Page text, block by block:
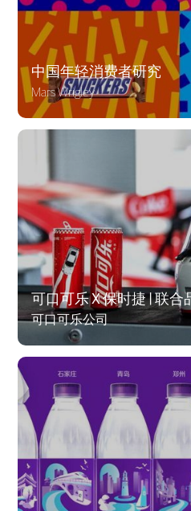
中国年轻消费者研究
Mars Wrigley
可口可乐 X 保时捷 | 联合
可口可乐公司